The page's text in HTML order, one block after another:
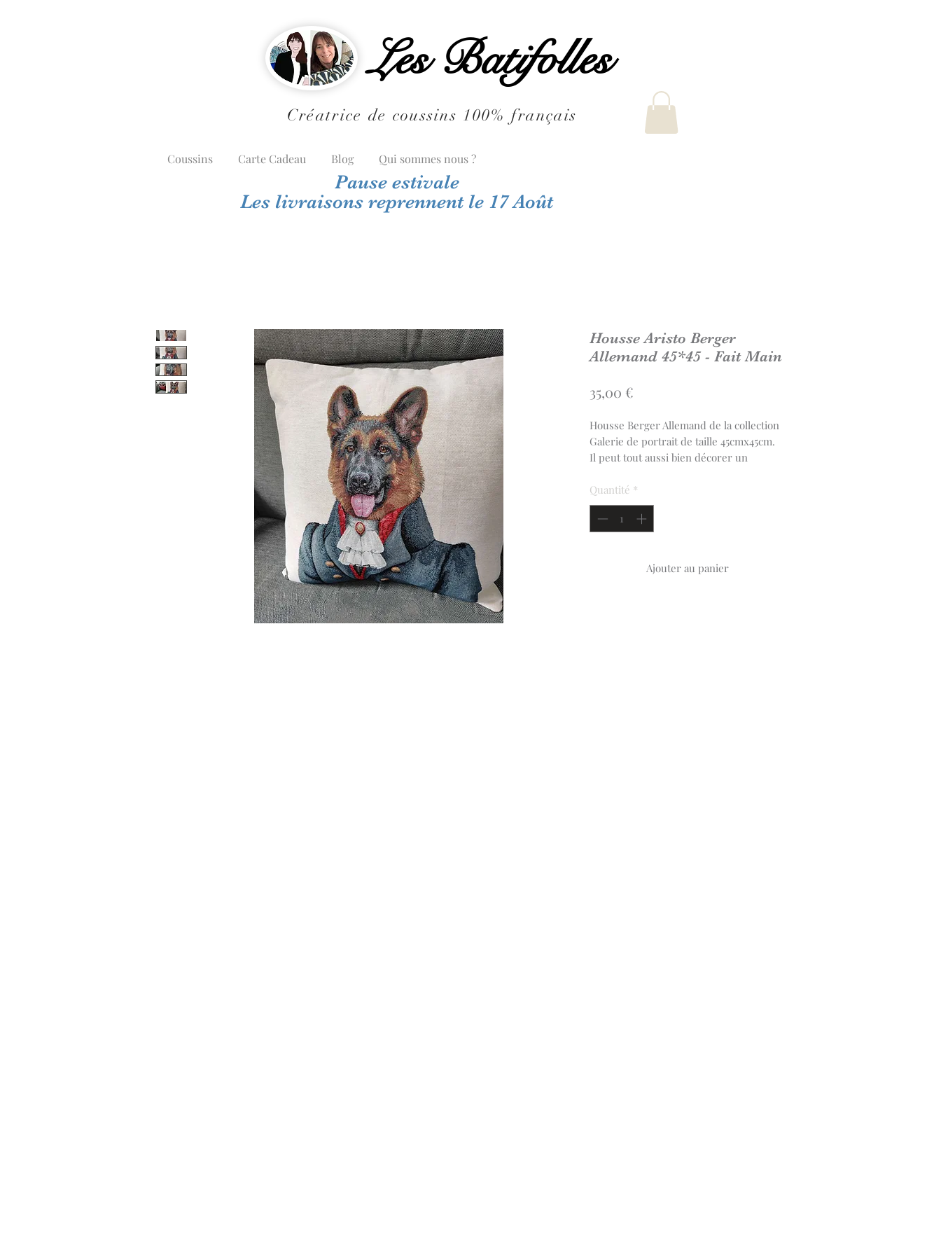
Les Batifolles
Créatrice de coussins 100% français
Coussins Carte Cadeau Blog Qui sommes nous ?
Pause estivale
Les livraisons reprennent le 17 Août
Housse Aristo Berger
Allemand 45*45 - Fait Main
35,00 €
Housse Berger Allemand de la collection
Galerie de portrait de taille 45cmx45cm.
Il peut tout aussi bien décorer un
Tissu Jacquard français.
La housse est confectionnée à la main en
région parisienne. Fermeture en
Quantité *
Ajouter au panier